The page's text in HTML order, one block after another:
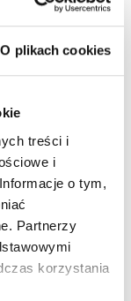
O plikach cookies
treści i
i
o tym,
Partnerzy
korzystania
offer